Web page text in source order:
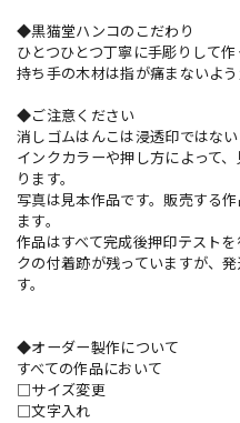
◆黒猫堂ハンコのこだわり
ひとつひとつ丁寧に手彫りして作
持ち手の木材は指が痛まないよう
◆ご注意ください
消しゴムはんこは浸透印ではな
インクカラーや押し方によって
ります。
写真は見本作品です。販売する
ます。
作品はすべて完成後押印テスト
クの付着跡が残っていますが、
す。
◆オーダー製作について
すべての作品において
□サイズ変更
□文字入れ